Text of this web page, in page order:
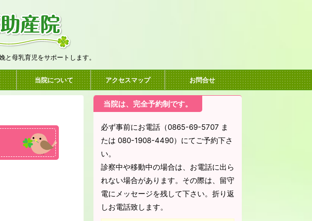
母乳育児をサポートします。
当院について アクセスマップ お問合せ
当院は、完全予約制です。
必ず事前にお電話（0865-69-5707 ま
たは 080-1908-4490）にてご予約下さ
い。
診察中や移動中の場合は、お電話に出ら
れない場合があります。その際は、留守
電にメッセージを残して下さい。折り返
しお電話致します。